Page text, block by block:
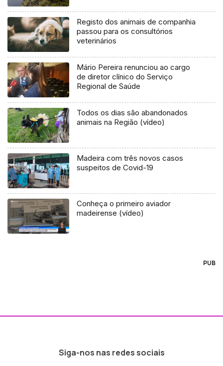
Registo dos animais de companhia
passou para os consultórios
veterinários
Mário Pereira renunciou ao cargo
de diretor clínico do Serviço
Regional de Saúde
Todos os dias são abandonados
animais na Região (vídeo)
Madeira com três novos casos
suspeitos de Covid-19
Conheça o primeiro aviador
madeirense (vídeo)
PUB
Siga-nos nas redes sociais